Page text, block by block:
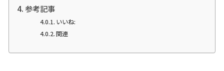
参考記事
いいね:
関連